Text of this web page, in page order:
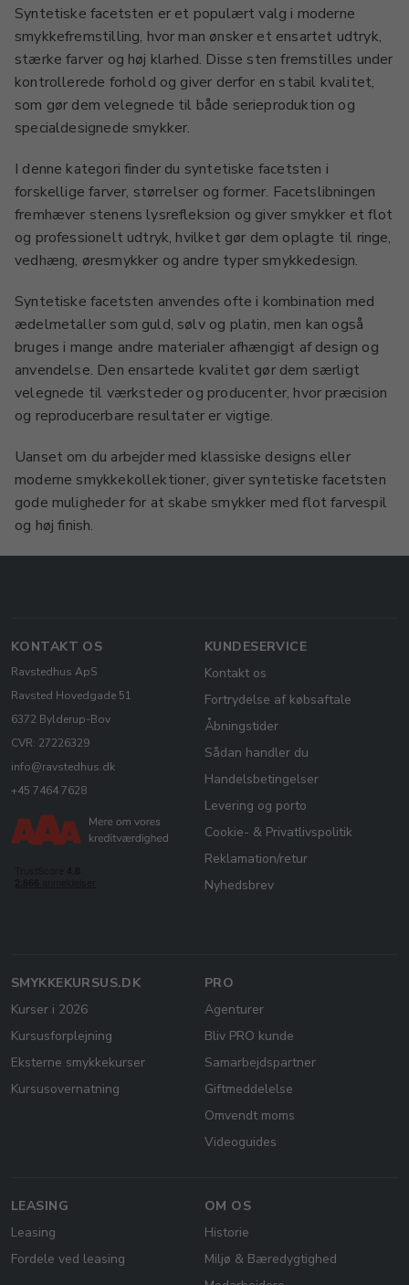
Syntetiske facetsten er et populært valg i moderne
smykkefremstilling, hvor man ønsker et ensartet udtryk,
stærke farver og høj klarhed. Disse sten fremstilles under
kontrollerede forhold og giver derfor en stabil kvalitet,
som gør dem velegnede til både serieproduktion og
specialdesignede smykker.
I denne kategori finder du syntetiske facetsten i
forskellige farver, størrelser og former. Facetslibningen
fremhæver stenens lysrefleksion og giver smykker et flot
og professionelt udtryk, hvilket gør dem oplagte til ringe,
vedhæng, øresmykker og andre typer smykkedesign.
Syntetiske facetsten anvendes ofte i kombination med
ædelmetaller som guld, sølv og platin, men kan også
bruges i mange andre materialer afhængigt af design og
anvendelse. Den ensartede kvalitet gør dem særligt
velegnede til værksteder og producenter, hvor præcision
og reproducerbare resultater er vigtige.
Uanset om du arbejder med klassiske designs eller
moderne smykkekollektioner, giver syntetiske facetsten
gode muligheder for at skabe smykker med flot farvespil
og høj finish.
KONTAKT OS
Ravstedhus ApS
Ravsted Hovedgade 51
6372 Bylderup-Bov
CVR: 27226329
info@ravstedhus.dk
+45 7464 7628
KUNDESERVICE
Kontakt os
Fortrydelse af købsaftale
Åbningstider
Sådan handler du
Handelsbetingelser
Levering og porto
Cookie- & Privatlivspolitik
Reklamation/retur
Nyhedsbrev
SMYKKEKURSUS.DK
Kurser i 2026
Kursusforplejning
Eksterne smykkekurser
Kursusovernatning
PRO
Agenturer
Bliv PRO kunde
Samarbejdspartner
Giftmeddelelse
Omvendt moms
Videoguides
LEASING
Leasing
Fordele ved leasing
OM OS
Historie
Miljø & Bæredygtighed